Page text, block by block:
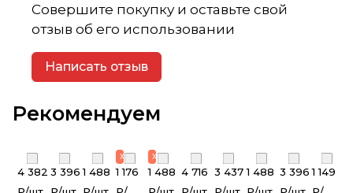
Совершите покупку и оставьте свой
отзыв об его использовании
Написать отзыв
Рекомендуем
4 382 3 396 1 488
Хит Продаж
1 176
Хит Продаж
1 488 4 716 3 437 1 488 3 396 1 149